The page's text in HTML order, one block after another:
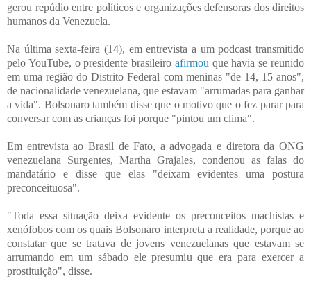
gerou repúdio entre políticos e organizações defensoras dos direitos
humanos da Venezuela.
Na última sexta-feira (14), em entrevista a um podcast transmitido
pelo YouTube, o presidente brasileiro afirmou que havia se reunido
em uma região do Distrito Federal com meninas "de 14, 15 anos",
de nacionalidade venezuelana, que estavam "arrumadas para ganhar
a vida". Bolsonaro também disse que o motivo que o fez parar para
conversar com as crianças foi porque "pintou um clima".
Em entrevista ao Brasil de Fato, a advogada e diretora da ONG
venezuelana Surgentes, Martha Grajales, condenou as falas do
mandatário e disse que elas "deixam evidentes uma postura
preconceituosa".
"Toda essa situação deixa evidente os preconceitos machistas e
xenófobos com os quais Bolsonaro interpreta a realidade, porque ao
constatar que se tratava de jovens venezuelanas que estavam se
arrumando em um sábado ele presumiu que era para exercer a
prostituição", disse.